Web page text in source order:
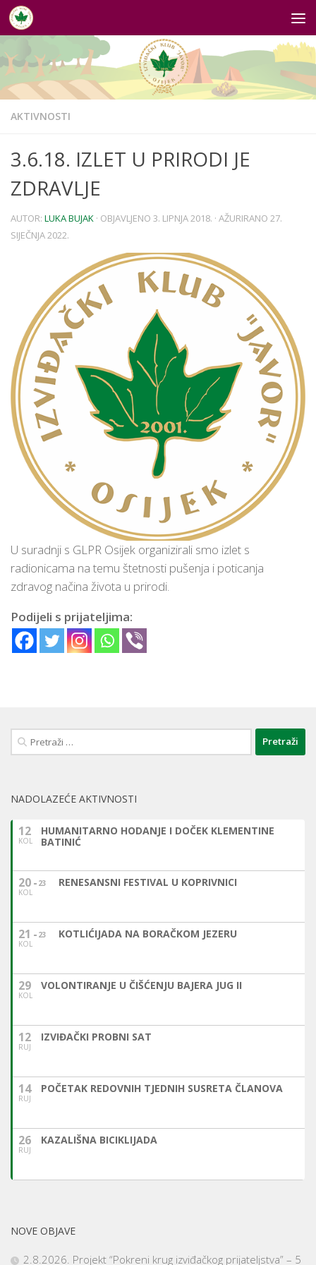
Skip to content
AKTIVNOSTI
3.6.18. IZLET U PRIRODI JE
ZDRAVLJE
AUTOR: LUKA BUJAK · OBJAVLJENO 3. LIPNJA 2018. · AŽURIRANO 27.
SIJEČNJA 2022.
U suradnji s GLPR Osijek organizirali smo izlet s
radionicama na temu štetnosti pušenja i poticanja
zdravog načina života u prirodi.
Podijeli s prijateljima:
Pretraži:
NADOLAZEĆE AKTIVNOSTI
12
KOL
HUMANITARNO HODANJE I DOČEK KLEMENTINE
BATINIĆ
20
KOL
23 RENESANSNI FESTIVAL U KOPRIVNICI
21
KOL
23 KOTLIĆIJADA NA BORAČKOM JEZERU
29
KOL
VOLONTIRANJE U ČIŠĆENJU BAJERA JUG II
12
RUJ
IZVIĐAČKI PROBNI SAT
14
RUJ
POČETAK REDOVNIH TJEDNIH SUSRETA ČLANOVA
26
RUJ
KAZALIŠNA BICIKLIJADA
NOVE OBJAVE
2.8.2026. Projekt “Pokreni krug izviđačkog prijateljstva” – 5